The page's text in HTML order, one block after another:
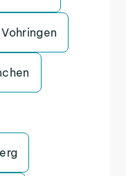
Vohringen